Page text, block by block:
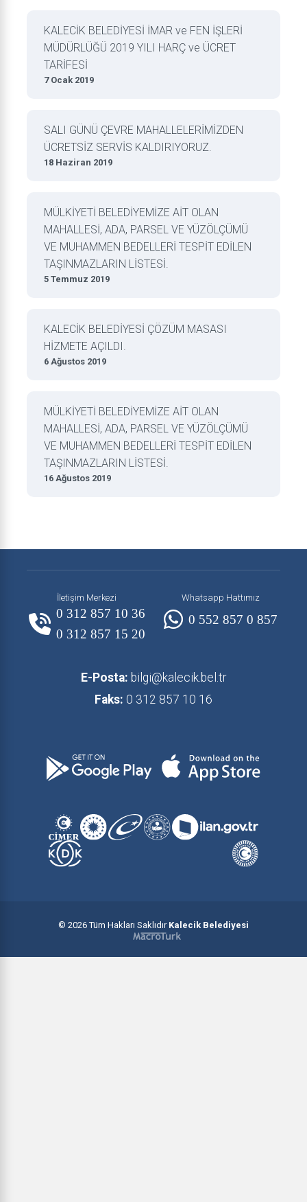
KALECİK BELEDİYESİ İMAR ve FEN İŞLERİ
MÜDÜRLÜĞÜ 2019 YILI HARÇ ve ÜCRET
TARİFESİ
7 Ocak 2019
SALI GÜNÜ ÇEVRE MAHALLELERİMİZDEN
ÜCRETSİZ SERVİS KALDIRIYORUZ.
18 Haziran 2019
MÜLKİYETİ BELEDİYEMİZE AİT OLAN
MAHALLESİ, ADA, PARSEL VE YÜZÖLÇÜMÜ
VE MUHAMMEN BEDELLERİ TESPİT EDİLEN
TAŞINMAZLARIN LİSTESİ.
5 Temmuz 2019
KALECİK BELEDİYESİ ÇÖZÜM MASASI
HİZMETE AÇILDI.
6 Ağustos 2019
MÜLKİYETİ BELEDİYEMİZE AİT OLAN
MAHALLESİ, ADA, PARSEL VE YÜZÖLÇÜMÜ
VE MUHAMMEN BEDELLERİ TESPİT EDİLEN
TAŞINMAZLARIN LİSTESİ.
16 Ağustos 2019
İletişim Merkezi
0 312 857 10 36
0 312 857 15 20
Whatsapp Hattımız
0 552 857 0 857
E-Posta: bilgi@kalecik.bel.tr
Faks: 0 312 857 10 16
© 2026 Tüm Hakları Saklıdır Kalecik Belediyesi